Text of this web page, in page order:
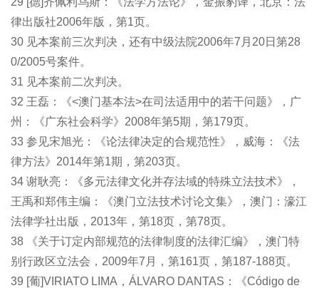
律出版社2006年版，第1页。
30 见本案前三次判决，还有中级法院2006年7月20日第28
0/2005号案件。
31 见本案前二次判决。
32 王磊：《<澳门基本法>在司法适用中的若干问题》，广
州：《广东社会科学》2008年第5期，第179页。
33 参见宋旭光：《论法律决定的合规范性》，威海：《法
律方法》2014年第1期，第203页。
34 谢耿亮：《多元法律文化并存法域的特殊立法技术》，
王禹和郑伟主编：《澳门立法技术讨论文集》，澳门：濠江
法律学社出版，2013年，第18页，第78页。
38 《关于订定内部规范的法律制度的法律汇编》，澳门特
别行政区立法会，2009年7月，第161页，第187-188页。
39 [葡]VIRIATO LIMA，ÁLVARO DANTAS：《Código de